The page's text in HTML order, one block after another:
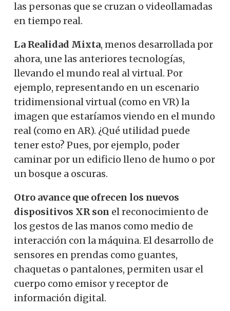
las personas que se cruzan o videollamadas
en tiempo real.
La Realidad Mixta, menos desarrollada por
ahora, une las anteriores tecnologías,
llevando el mundo real al virtual. Por
ejemplo, representando en un escenario
tridimensional virtual (como en VR) la
imagen que estaríamos viendo en el mundo
real (como en AR). ¿Qué utilidad puede
tener esto? Pues, por ejemplo, poder
caminar por un edificio lleno de humo o por
un bosque a oscuras.
Otro avance que ofrecen los nuevos
dispositivos XR son el reconocimiento de
los gestos de las manos como medio de
interacción con la máquina. El desarrollo de
sensores en prendas como guantes,
chaquetas o pantalones, permiten usar el
cuerpo como emisor y receptor de
información digital.